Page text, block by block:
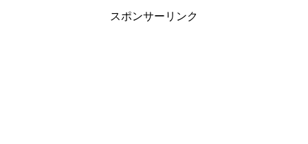
スポンサーリンク